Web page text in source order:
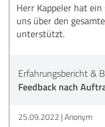
Herr Kappeler hat
uns über den
unterstützt.
Erfahrungsbericht &
Feedback nach
25.09.2022 Anonym